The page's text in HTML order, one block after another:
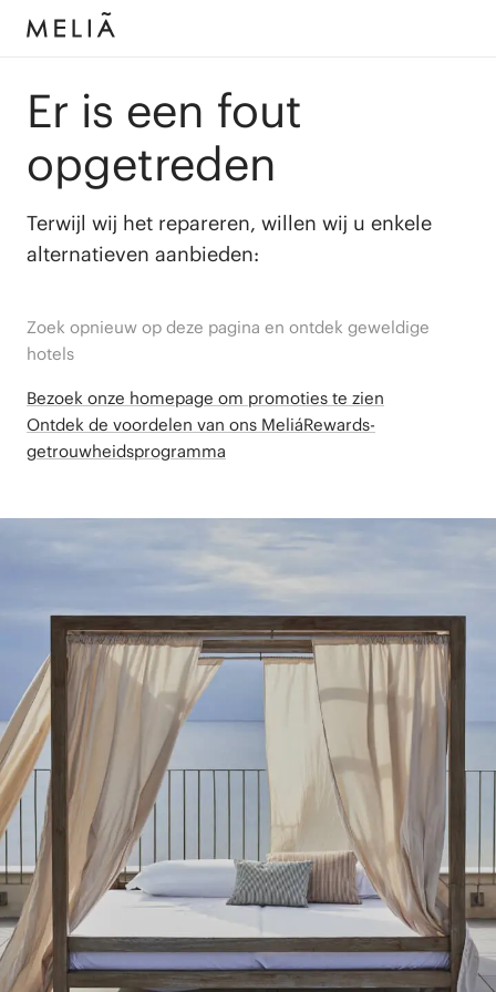
Er is een fout
opgetreden
Terwijl wij het repareren, willen wij u enkele
alternatieven aanbieden:
Zoek opnieuw op deze pagina en ontdek geweldige
hotels
Bezoek onze homepage om promoties te zien
Ontdek de voordelen van ons MeliáRewards-
getrouwheidsprogramma